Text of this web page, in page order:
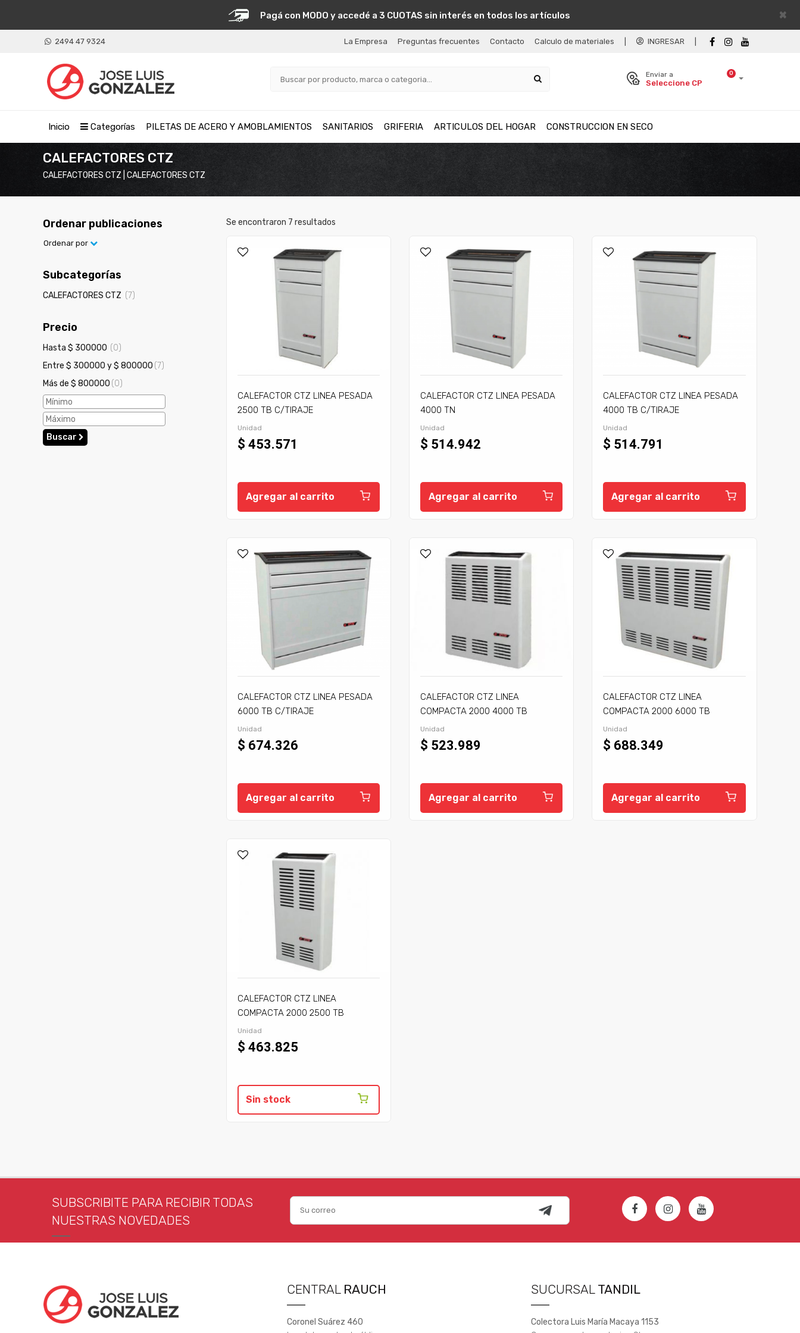
×
Pagá con MODO y accedé a 3 CUOTAS sin interés en todos los artículos
2494 47 9324 La Empresa Preguntas frecuentes Contacto Calculo de materiales INGRESAR
0
Enviar a
Seleccione CP
Inicio Categorías PILETAS DE ACERO Y AMOBLAMIENTOS SANITARIOS GRIFERIA ARTICULOS DEL HOGAR CONSTRUCCION EN SECO
CALEFACTORES CTZ
CALEFACTORES CTZ | CALEFACTORES CTZ
Ordenar publicaciones
Ordenar por
Subcategorías
CALEFACTORES CTZ (7)
Precio
Hasta $ 300000 (0)
Entre $ 300000 y $ 800000 (7)
Más de $ 800000 (0)
Buscar
Se encontraron 7 resultados
CALEFACTOR CTZ LINEA PESADA
2500 TB C/TIRAJE
Unidad
$ 453.571
Agregar al carrito
CALEFACTOR CTZ LINEA PESADA
4000 TN
Unidad
$ 514.942
Agregar al carrito
CALEFACTOR CTZ LINEA PESADA
4000 TB C/TIRAJE
Unidad
$ 514.791
Agregar al carrito
CALEFACTOR CTZ LINEA PESADA
6000 TB C/TIRAJE
Unidad
$ 674.326
Agregar al carrito
CALEFACTOR CTZ LINEA
COMPACTA 2000 4000 TB
C/TIRAJE
Unidad
$ 523.989
Agregar al carrito
CALEFACTOR CTZ LINEA
COMPACTA 2000 6000 TB
C/TIRAJE
Unidad
$ 688.349
Agregar al carrito
CALEFACTOR CTZ LINEA
COMPACTA 2000 2500 TB
C/TIRAJE
Unidad
$ 463.825
Sin stock
SUBSCRIBITE PARA RECIBIR TODAS
NUESTRAS NOVEDADES
CENTRAL RAUCH
Coronel Suárez 460
SUCURSAL TANDIL
Colectora Luis María Macaya 1153